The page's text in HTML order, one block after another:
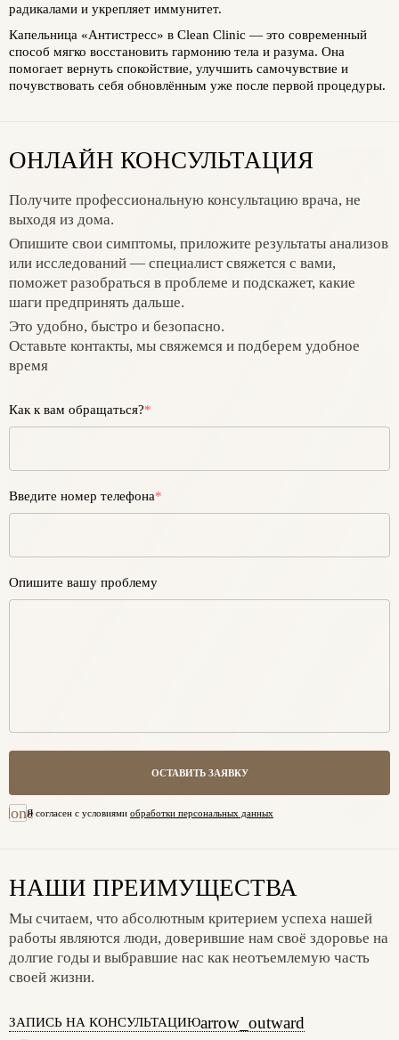
радикалами и укрепляет иммунитет.
Капельница «Антистресс» в Clean Clinic — это современный
способ мягко восстановить гармонию тела и разума. Она
помогает вернуть спокойствие, улучшить самочувствие и
почувствовать себя обновлённым уже после первой процедуры.
ОНЛАЙН КОНСУЛЬТАЦИЯ
Получите профессиональную консультацию врача, не
выходя из дома.
Опишите свои симптомы, приложите результаты анализов
или исследований — специалист свяжется с вами,
поможет разобраться в проблеме и подскажет, какие
шаги предпринять дальше.
Это удобно, быстро и безопасно.
Оставьте контакты, мы свяжемся и подберем удобное
время
Как к вам обращаться?*
Введите номер телефона*
Опишите вашу проблему
ОСТАВИТЬ ЗАЯВКУ
doneЯ согласен с условиями обработки персональных данных
НАШИ ПРЕИМУЩЕСТВА
Мы считаем, что абсолютным критерием успеха нашей
работы являются люди, доверившие нам своё здоровье на
долгие годы и выбравшие нас как неотъемлемую часть
своей жизни.
ЗАПИСЬ НА КОНСУЛЬТАЦИЮarrow_outward